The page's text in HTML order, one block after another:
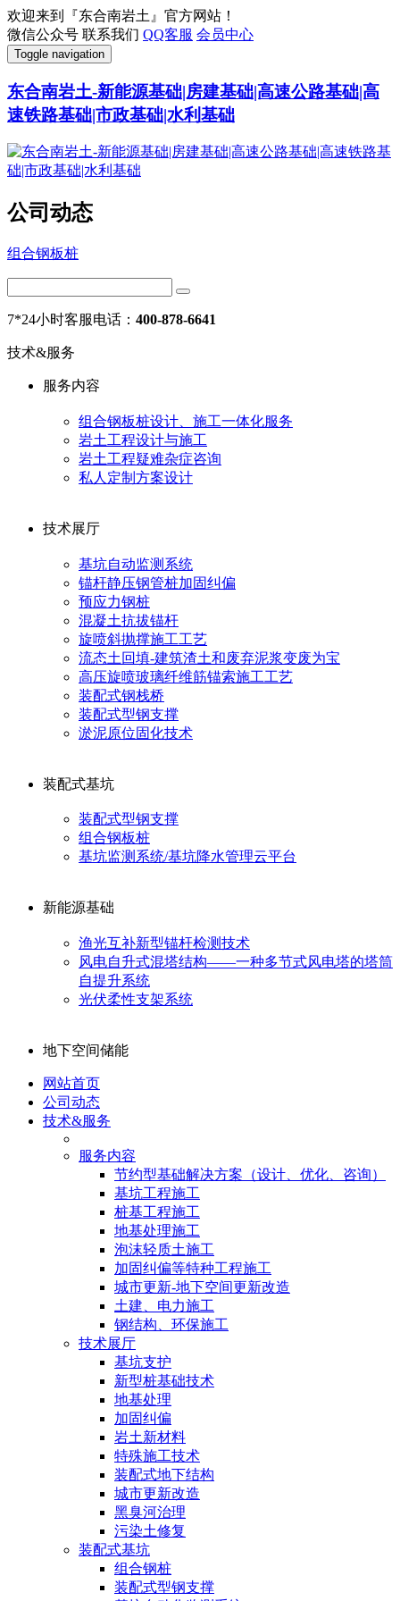
欢迎来到『东合南岩土』官方网站！
微信公众号 联系我们 QQ客服 会员中心
Toggle navigation
东合南岩土-新能源基础|房建基础|高速公路基础|高
速铁路基础|市政基础|水利基础
公司动态
组合钢板桩
7*24小时客服电话： 400-878-6641
技术&服务
服务内容
组合钢板桩设计、施工一体化服务
岩土工程设计与施工
岩土工程疑难杂症咨询
私人定制方案设计
技术展厅
基坑自动监测系统
锚杆静压钢管桩加固纠偏
预应力钢桩
混凝土抗拔锚杆
旋喷斜抛撑施工工艺
流态土回填-建筑渣土和废弃泥浆变废为宝
高压旋喷玻璃纤维筋锚索施工工艺
装配式钢栈桥
装配式型钢支撑
淤泥原位固化技术
装配式基坑
装配式型钢支撑
组合钢板桩
基坑监测系统/基坑降水管理云平台
新能源基础
渔光互补新型锚杆检测技术
风电自升式混塔结构——一种多节式风电塔的塔筒
自提升系统
光伏柔性支架系统
地下空间储能
网站首页
公司动态
技术&服务
服务内容
节约型基础解决方案（设计、优化、咨询）
基坑工程施工
桩基工程施工
地基处理施工
泡沫轻质土施工
加固纠偏等特种工程施工
城市更新-地下空间更新改造
土建、电力施工
钢结构、环保施工
技术展厅
基坑支护
新型桩基础技术
地基处理
加固纠偏
岩土新材料
特殊施工技术
装配式地下结构
城市更新改造
黑臭河治理
污染土修复
装配式基坑
组合钢桩
装配式型钢支撑